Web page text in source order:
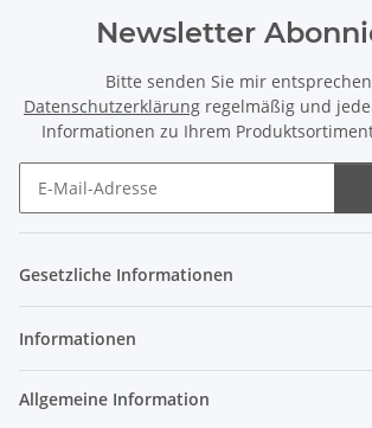
Newsletter
Bitte senden Sie mir
Datenschutzerklärung regelmäßig und
Informationen zu Ihrem
Gesetzliche Informationen
Informationen
Allgemeine Information